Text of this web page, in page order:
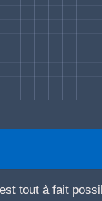
tout à fait